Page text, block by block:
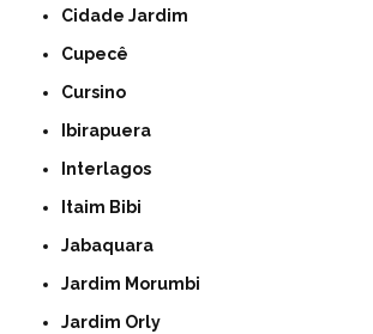
Cidade Jardim
Cupecê
Cursino
Ibirapuera
Interlagos
Itaim Bibi
Jabaquara
Jardim Morumbi
Jardim Orly